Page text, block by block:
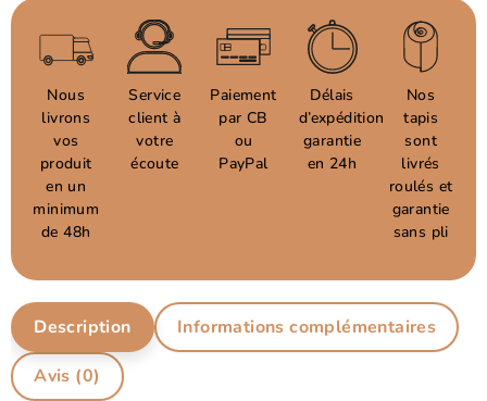
Nous
livrons
vos
produit
en un
minimum
de 48h
Service
client à
votre
écoute
Paiement
par CB
ou
PayPal
Délais
d’expédition
garantie
en 24h
Nos
tapis
sont
livrés
roulés et
garantie
sans pli
Description Informations complémentaires
Avis (0)